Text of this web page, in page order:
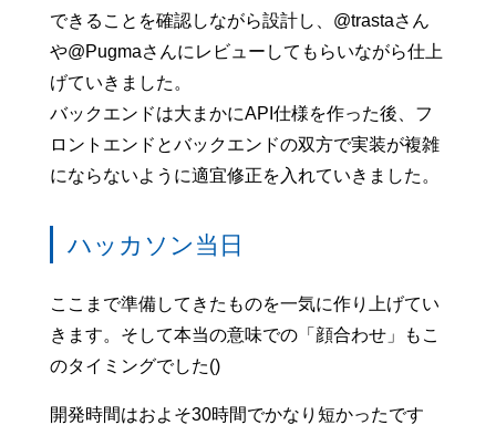
できることを確認しながら設計し、@trastaさん
や@Pugmaさんにレビューしてもらいながら仕上
げていきました。
バックエンドは大まかにAPI仕様を作った後、フ
ロントエンドとバックエンドの双方で実装が複雑
にならないように適宜修正を入れていきました。
ハッカソン当日
ここまで準備してきたものを一気に作り上げてい
きます。そして本当の意味での「顔合わせ」もこ
のタイミングでした()
開発時間はおよそ30時間でかなり短かったです